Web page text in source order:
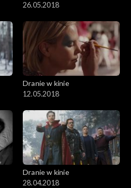
26.05.2018
Dranie w kinie
12.05.2018
Dranie w kinie
28.04.2018